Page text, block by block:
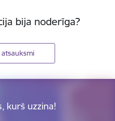
bija noderīga?
kurš uzzina!